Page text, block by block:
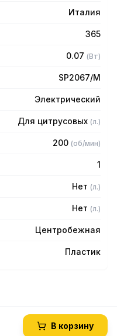
Италия
365
0.07 (Вт)
SP2067/M
Электрический
Для цитрусовых (л.)
200 (об/мин)
1
Нет (л.)
Нет (л.)
Центробежная
Пластик
В корзину